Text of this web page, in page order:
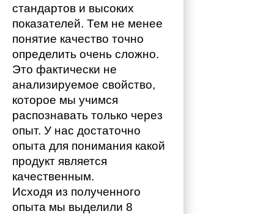
стандартов и высоких
показателей. Тем не менее
понятие качество точно
определить очень сложно.
Это фактически не
анализируемое свойство,
которое мы учимся
распознавать только через
опыт. У нас достаточно
опыта для понимания какой
продукт является
качественным.
Исходя из полученного
опыта мы выделили 8